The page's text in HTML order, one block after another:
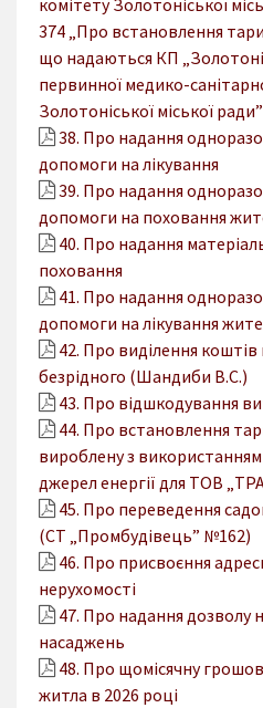
374 „Про встановлення
що надаються КП
первинної медико-
Золотоніської міської ради”
38. Про надання
допомоги на лікування
39. Про надання
допомоги на поховання
40. Про надання
поховання
41. Про надання
допомоги на лікування
42. Про виділення
безрідного (Шандиби В.С.)
43. Про відшкодування
44. Про встановлення
вироблену з
джерел енергії для ТОВ
45. Про переведення
(СТ „Промбудівець” №162)
46. Про присвоєння
нерухомості
47. Про надання дозволу
насаджень
48. Про щомісячну
житла в 2026 році